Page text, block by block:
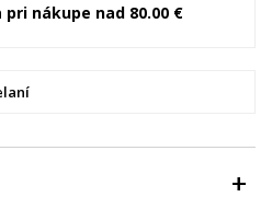
nákupe nad 80.00 €